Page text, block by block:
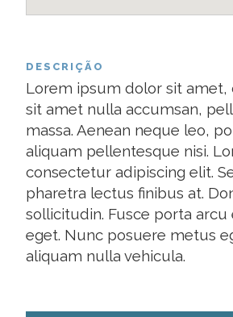
DESCRIÇÃO
Lorem ipsum dolor sit
sit amet nulla accumsan,
massa. Aenean neque leo,
aliquam pellentesque nisi.
consectetur adipiscing elit.
pharetra lectus finibus at.
sollicitudin. Fusce porta
eget. Nunc posuere metus
aliquam nulla vehicula.